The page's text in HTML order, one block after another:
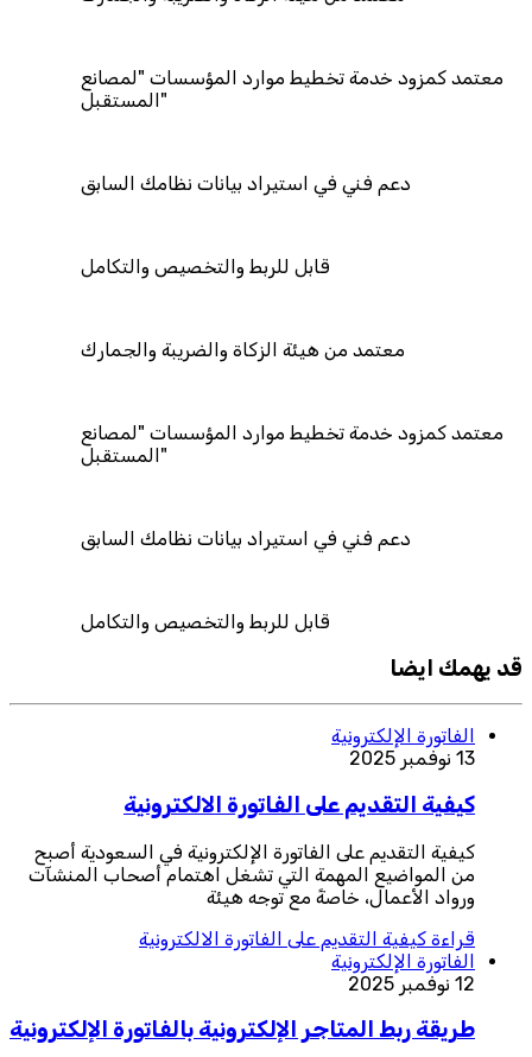
معتمد كمزود خدمة تخطيط موارد المؤسسات "لمصانع
المستقبل"
دعم فني في استيراد بيانات نظامك السابق
قابل للربط والتخصيص والتكامل
معتمد من هيئة الزكاة والضريبة والجمارك
معتمد كمزود خدمة تخطيط موارد المؤسسات "لمصانع
المستقبل"
دعم فني في استيراد بيانات نظامك السابق
قابل للربط والتخصيص والتكامل
قد يهمك ايضا
الفاتورة الإلكترونية
13 نوفمبر 2025
كيفية التقديم على الفاتورة الالكترونية
كيفية التقديم على الفاتورة الإلكترونية في السعودية أصبح
من المواضيع المهمة التي تشغل اهتمام أصحاب المنشآت
ورواد الأعمال، خاصةً مع توجه هيئة
قراءة كيفية التقديم على الفاتورة الالكترونية
الفاتورة الإلكترونية
12 نوفمبر 2025
طريقة ربط المتاجر الإلكترونية بالفاتورة الإلكترونية